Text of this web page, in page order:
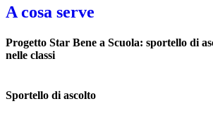
A cosa serve
Progetto Star Bene a Scuola: sportello di
nelle classi
Sportello di ascolto